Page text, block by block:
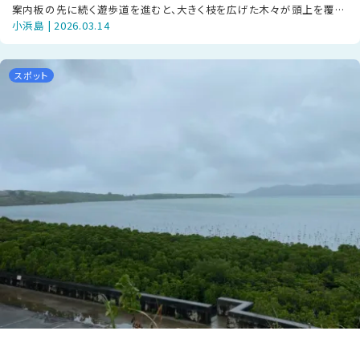
案内板の先に続く遊歩道を進むと、大きく枝を広げた木々が頭上を覆
い、やわらかな木陰の空間が広がりま
小浜島 | 2026.03.14
スポット